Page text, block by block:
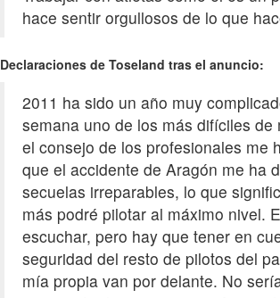
hace sentir orgullosos de lo que
Declaraciones de Toseland tras el anuncio:
2011 ha sido un año muy
semana uno de los más difíciles de
el consejo de los profesionales me
que el accidente de Aragón me ha
secuelas irreparables, lo que
más podré pilotar al máximo nivel.
escuchar, pero hay que tener en
seguridad del resto de pilotos del
mía propia van por delante. No